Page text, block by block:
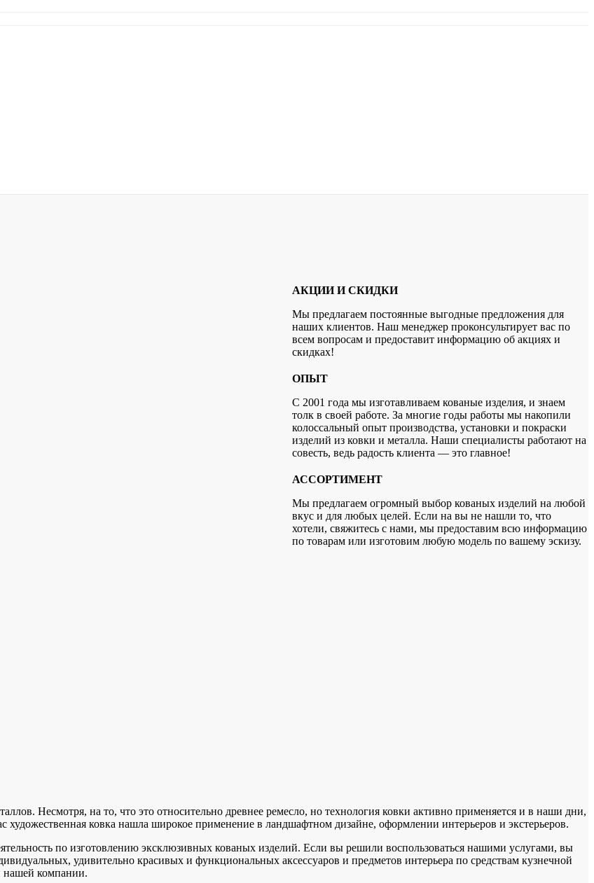
АКЦИИ И СКИДКИ
Мы предлагаем постоянные выгодные предложения для
наших клиентов. Наш менеджер проконсультирует вас по
всем вопросам и предоставит информацию об акциях и
скидках!
ОПЫТ
С 2001 года мы изготавливаем кованые изделия, и знаем
толк в своей работе. За многие годы работы мы накопили
колоссальный опыт производства, установки и покраски
изделий из ковки и металла. Наши специалисты работают на
совесть, ведь радость клиента — это главное!
АССОРТИМЕНТ
Мы предлагаем огромный выбор кованых изделий на любой
вкус и для любых целей. Если на вы не нашли то, что
хотели, свяжитесь с нами, мы предоставим всю информацию
по товарам или изготовим любую модель по вашему эскизу.
Несмотря, на то, что это относительно древнее ремесло, но технология ковки активно применяется и в наши дни,
художественная ковка нашла широкое применение в ландшафтном дизайне, оформлении интерьеров и экстерьеров.
по изготовлению эксклюзивных кованых изделий. Если вы решили воспользоваться нашими услугами, вы
удивительно красивых и функциональных аксессуаров и предметов интерьера по средствам кузнечной
нашей компании.